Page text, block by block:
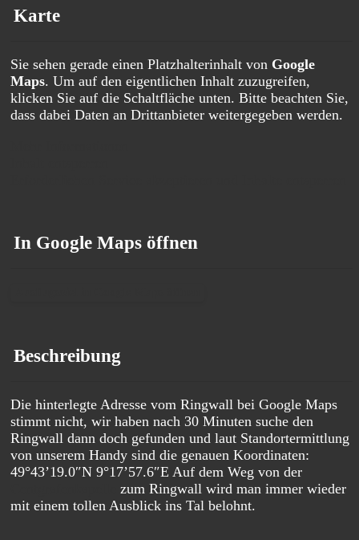
Karte
Sie sehen gerade einen Platzhalterinhalt von Google
Maps. Um auf den eigentlichen Inhalt zuzugreifen,
klicken Sie auf die Schaltfläche unten. Bitte beachten Sie,
dass dabei Daten an Drittanbieter weitergegeben werden.
In Google Maps öffnen
Beschreibung
Die hinterlegte Adresse vom Ringwall bei Google Maps
stimmt nicht, wir haben nach 30 Minuten suche den
Ringwall dann doch gefunden und laut Standortermittlung
von unserem Handy sind die genauen Koordinaten:
49°43’19.0″N 9°17’57.6″E Auf dem Weg von der
zum Ringwall wird man immer wieder
mit einem tollen Ausblick ins Tal belohnt.